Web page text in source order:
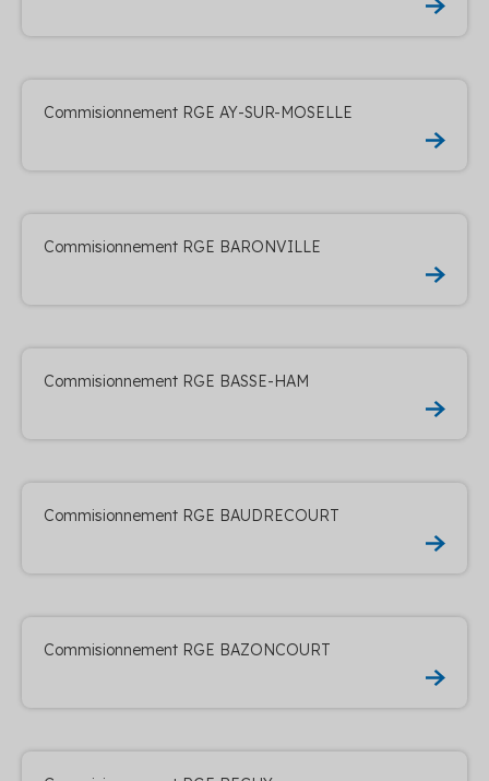
Commisionnement RGE AY-SUR-MOSELLE
Commisionnement RGE BARONVILLE
Commisionnement RGE BASSE-HAM
Commisionnement RGE BAUDRECOURT
Commisionnement RGE BAZONCOURT